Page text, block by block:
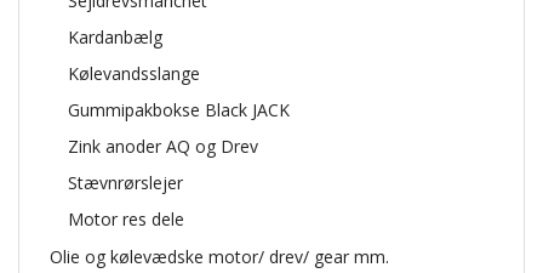
Kardanbælg
Kølevandsslange
Gummipakbokse Black JACK
Zink anoder AQ og Drev
Stævnrørslejer
Motor res dele
Olie og kølevædske motor/ drev/ gear mm.